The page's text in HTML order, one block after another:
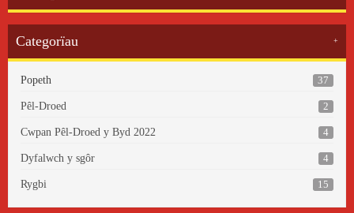
Categorïau
Popeth 37
Pêl-Droed 2
Cwpan Pêl-Droed y Byd 2022 4
Dyfalwch y sgôr 4
Rygbi 15